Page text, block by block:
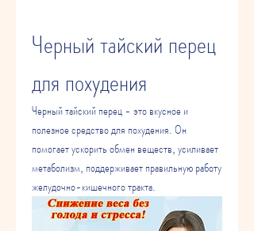
Черный тайский перец
для похудения
Черный тайский перец - это вкусное и
полезное средство для похудения. Он
помогает ускорить обмен веществ, усиливает
метаболизм, поддерживает правильную работу
желудочно-кишечного тракта.